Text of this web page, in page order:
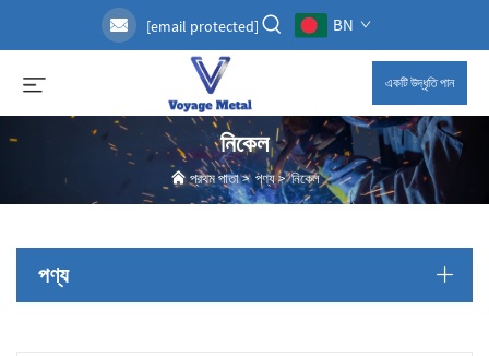
[email protected] BN
একটি উদ্ধৃতি পান
নিকেল
প্রথম পাতা>পণ্য>নিকেল
পণ্য